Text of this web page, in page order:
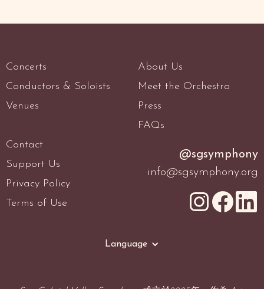
Concerts
Conductors & Soloists
Venues
About Us
Meet the Orchestra
Press
FAQs
Contact
Support Us
Privacy Policy
Terms of Use
@sgsymphony
info@sgsymphony.org
Language